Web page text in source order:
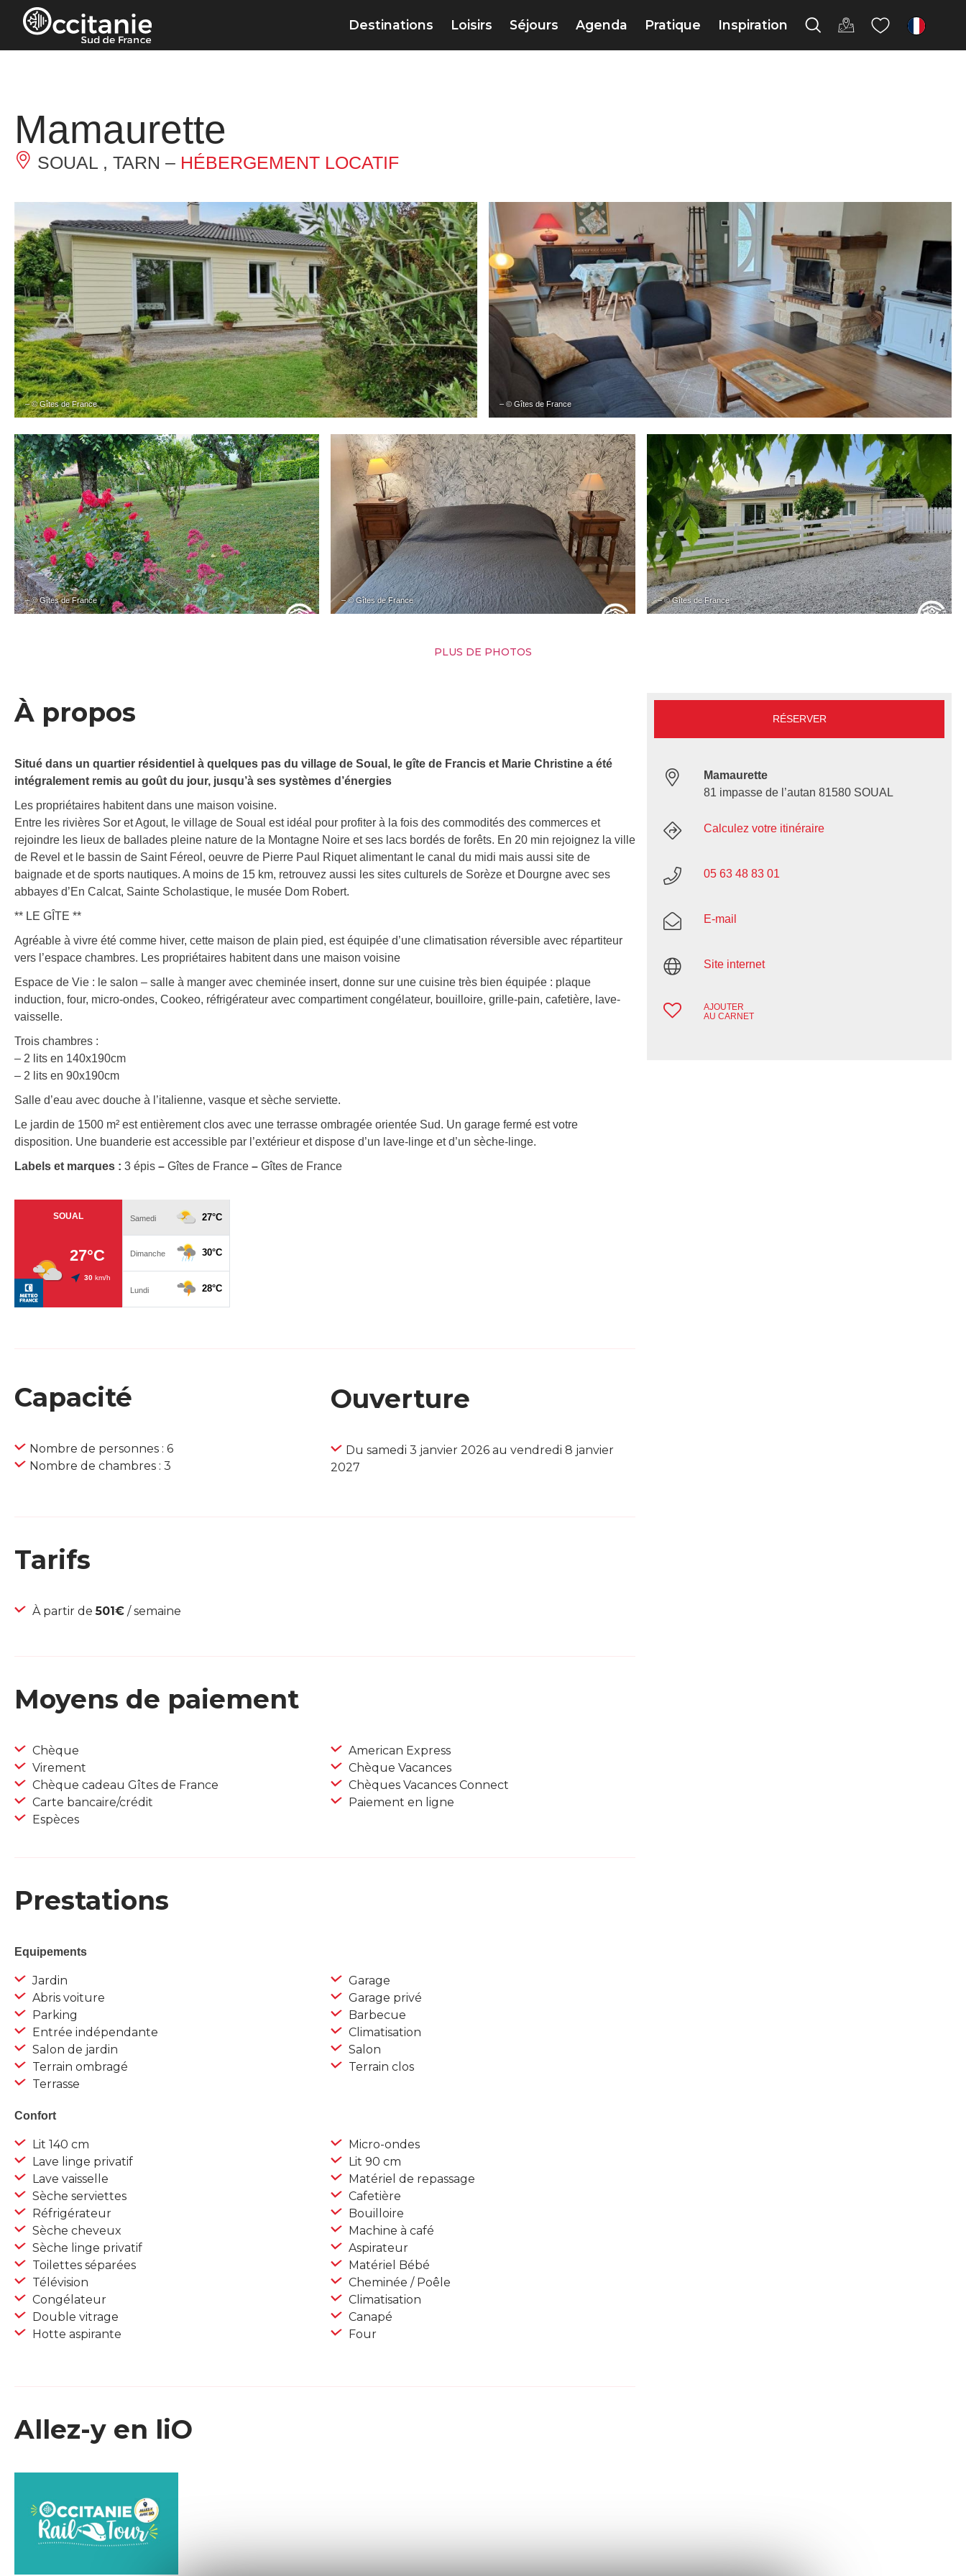
Panneau de gestion des cookies
Destinations Loisirs Séjours Agenda Pratique Inspiration fr
Mamaurette
SOUAL , TARN – HÉBERGEMENT LOCATIF
– © Gîtes de France – © Gîtes de France
– © Gîtes de France – © Gîtes de France – © Gîtes de France
PLUS DE PHOTOS
À propos
Situé dans un quartier résidentiel à quelques pas du village de Soual, le gîte de Francis et Marie Christine a été
intégralement remis au goût du jour, jusqu’à ses systèmes d’énergies
Les propriétaires habitent dans une maison voisine.
Entre les rivières Sor et Agout, le village de Soual est idéal pour profiter à la fois des commodités des commerces et
rejoindre les lieux de ballades pleine nature de la Montagne Noire et ses lacs bordés de forêts. En 20 min rejoignez la ville
de Revel et le bassin de Saint Féreol, oeuvre de Pierre Paul Riquet alimentant le canal du midi mais aussi site de
baignade et de sports nautiques. A moins de 15 km, retrouvez aussi les sites culturels de Sorèze et Dourgne avec ses
abbayes d’En Calcat, Sainte Scholastique, le musée Dom Robert.
** LE GÎTE **
Agréable à vivre été comme hiver, cette maison de plain pied, est équipée d’une climatisation réversible avec répartiteur
vers l’espace chambres. Les propriétaires habitent dans une maison voisine
Espace de Vie : le salon – salle à manger avec cheminée insert, donne sur une cuisine très bien équipée : plaque
induction, four, micro-ondes, Cookeo, réfrigérateur avec compartiment congélateur, bouilloire, grille-pain, cafetière, lave-
vaisselle.
Trois chambres :
– 2 lits en 140x190cm
– 2 lits en 90x190cm
Salle d’eau avec douche à l’italienne, vasque et sèche serviette.
Le jardin de 1500 m² est entièrement clos avec une terrasse ombragée orientée Sud. Un garage fermé est votre
disposition. Une buanderie est accessible par l’extérieur et dispose d’un lave-linge et d’un sèche-linge.
Labels et marques : 3 épis – Gîtes de France – Gîtes de France
Capacité
Nombre de personnes : 6
Nombre de chambres : 3
Ouverture
Du samedi 3 janvier 2026 au vendredi 8 janvier
2027
Tarifs
À partir de501€ / semaine
Moyens de paiement
Chèque
Virement
Chèque cadeau Gîtes de France
Carte bancaire/crédit
Espèces
American Express
Chèque Vacances
Chèques Vacances Connect
Paiement en ligne
Prestations
Equipements
Jardin
Abris voiture
Parking
Entrée indépendante
Salon de jardin
Terrain ombragé
Terrasse
Garage
Garage privé
Barbecue
Climatisation
Salon
Terrain clos
Confort
Lit 140 cm
Lave linge privatif
Lave vaisselle
Sèche serviettes
Réfrigérateur
Sèche cheveux
Sèche linge privatif
Toilettes séparées
Télévision
Congélateur
Double vitrage
Hotte aspirante
Micro-ondes
Lit 90 cm
Matériel de repassage
Cafetière
Bouilloire
Machine à café
Aspirateur
Matériel Bébé
Cheminée / Poêle
Climatisation
Canapé
Four
Allez-y en liO
RÉSERVER
Mamaurette
81 impasse de l’autan 81580 SOUAL
Calculez votre itinéraire
05 63 48 83 01
E-mail
Site internet
AJOUTER
AU CARNET